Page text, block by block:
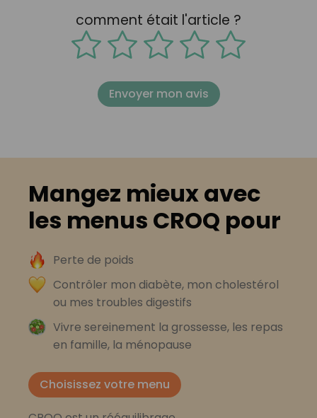
comment était l'article ?
Envoyer mon avis
Mangez mieux avec
les menus CROQ pour
Perte de poids
Contrôler mon diabète, mon cholestérol
ou mes troubles digestifs
Vivre sereinement la grossesse, les repas
en famille, la ménopause
Choisissez votre menu